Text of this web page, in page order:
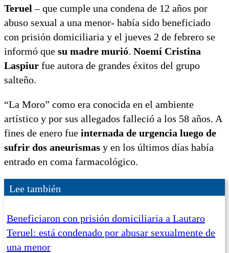
Teruel – que cumple una condena de 12 años por
abuso sexual a una menor- había sido beneficiado
con prisión domiciliaria y el jueves 2 de febrero se
informó que su madre murió. Noemí Cristina
Laspiur fue autora de grandes éxitos del grupo
salteño.
“La Moro” como era conocida en el ambiente
artístico y por sus allegados falleció a los 58 años. A
fines de enero fue internada de urgencia luego de
sufrir dos aneurismas y en los últimos días había
entrado en coma farmacológico.
Lee también
Beneficiaron con prisión domiciliaria a Lautaro
Teruel: está condenado por abusar sexualmente de
una menor